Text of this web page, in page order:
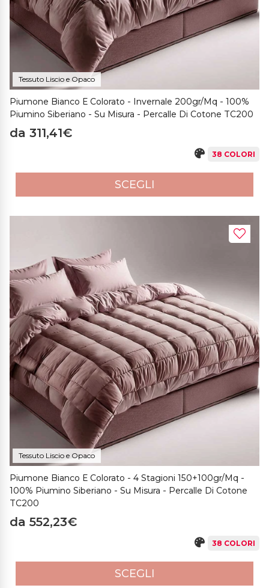
Tessuto Liscio e Opaco
Piumone Bianco E Colorato - Invernale 200gr/mq - 100%
Piumino Siberiano - Su Misura - Percalle Di Cotone TC200
da 311,41€
38 COLORI
SCEGLI
Tessuto Liscio e Opaco
Piumone Bianco E Colorato - 4 Stagioni 150+100gr/mq -
100% Piumino Siberiano - Su Misura - Percalle Di Cotone
TC200
da 552,23€
38 COLORI
SCEGLI